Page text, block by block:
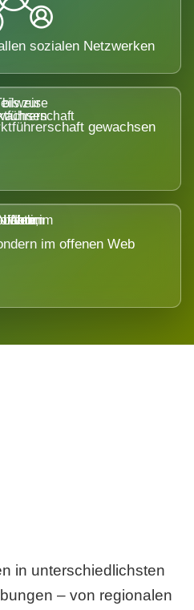
sozialen Netzwerken
gewachsen
im offenen Web
in unterschiedlichsten
– von regionalen